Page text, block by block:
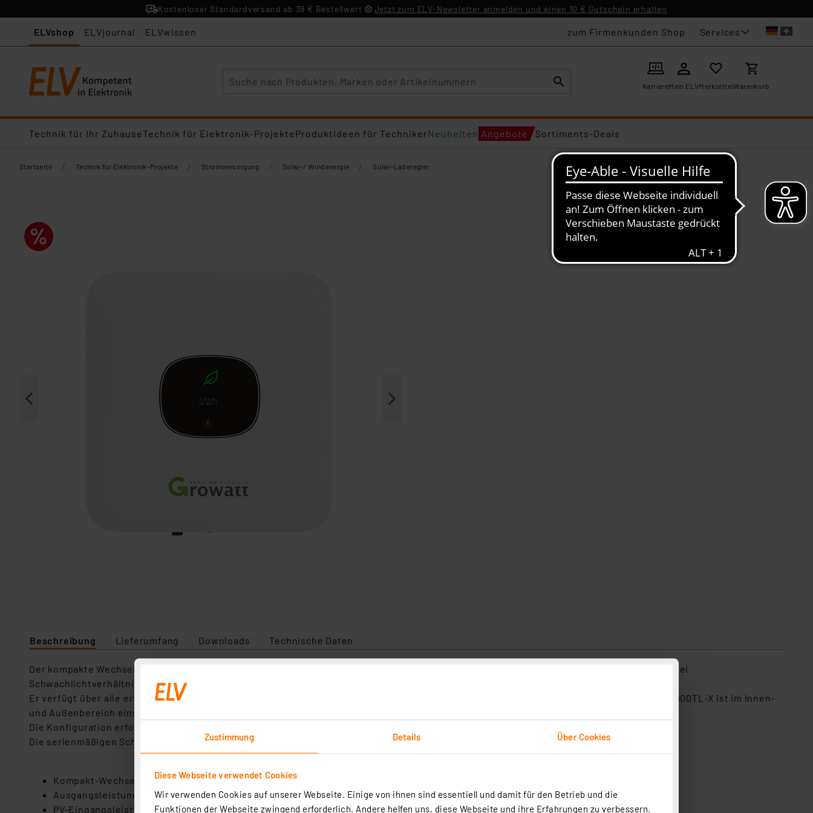
Zustimmung Details Über Cookies
Diese Webseite verwendet Cookies
Wir verwenden Cookies auf unserer Webseite. Einige von ihnen sind essentiell und damit für den Betrieb und die
Funktionen der Webseite zwingend erforderlich. Andere helfen uns, diese Webseite und ihre Erfahrungen zu verbessern.
Kostenloser Standardversand ab 39 € Bestellwert Jetzt zum ELV-Newsletter anmelden und einen 10 € Gutschein erhalten
ELVshop ELVjournal ELVwissen zum Firmenkunden Shop Services
KarriereMein ELVMerkzettelWarenkorb
Technik für Ihr ZuhauseTechnik für Elektronik-ProjekteProduktideen für TechnikerNeuheiten Angebote Sortiments-Deals
Startseite / Technik für Elektronik-Projekte / Stromversorgung / Solar-/ Windenergie / Solar-Laderegler
Beschreibung Lieferumfang Downloads Technische Daten
Der kompakte Wechselrichter ermöglicht den Anschluss von Solarmodulen mit bis zu 840 W Leistung und bietet damit auch eine Reserve bei
Schwachlichtverhältnissen.
Er verfügt über alle erforderlichen Sicherheitsvorrichtungen für den Betrieb als Wechselrichter in einer Mini-PV-Anlage. Der Growatt MIC 600TL-X ist im Innen-
und Außenbereich einsetzbar und wird fest an das Hausnetz angeschlossen.
Die Konfiguration erfolgt über ein ein OLED-Touch-Display bzw. optional per WLAN und App.
Die serienmäßigen Schnittstellen RS485 und USB erlauben eine einfache Kommunikation und Einbindung in die Haustechnik.
Kompakt-Wechselrichter für Mini-PV-/Balkonkraftwerke
Ausgangsleistung 600 W (2,9 A, 230 V AC), Netzanschluss über Schraubklemmen, einphasig
PV-Eingangsleistung max. 840 W, 1 MPP-Tracker, max. 13 A